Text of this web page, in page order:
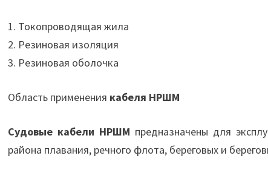
1. Токопроводящая жила
2. Резиновая изоляция
3. Резиновая оболочка
Область применения кабеля НРШМ
Судовые кабели НРШМ предназначены для
района плавания, речного флота, береговых и